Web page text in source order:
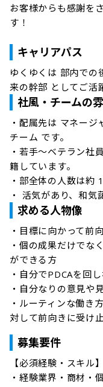
お客様からも感謝を
す！
キャリアパス
ゆくゆくは 部内での
来の幹部 としてご活
社風・チームの
・配属先は マネー
チーム です。
・若手〜ベテラン社
籍しています。
・部全体の人数は約
・ 活気があり、和気
求める人物像
・目標に向かって前
・個の成果だけでな
ができる方
・自分でPDCAを回
・自分なりの意見や
・ルーティンな働き
対して前向きに受け
募集要件
【必須経験・スキル】
・経験業界・商材・